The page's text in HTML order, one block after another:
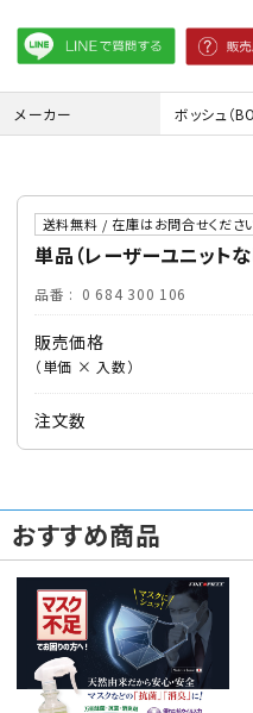
メーカー ボッシュ（
送料無料 / 在庫はお問合せくださ
単品（レーザーユニットな
品番 0 684 300 106
販売価格
（単価 × 入数）
注文数
おすすめ商品